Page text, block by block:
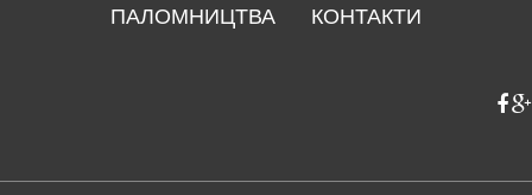
ПАЛОМНИЦТВА
КОНТАКТИ